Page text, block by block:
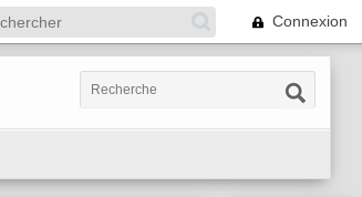
Connexion